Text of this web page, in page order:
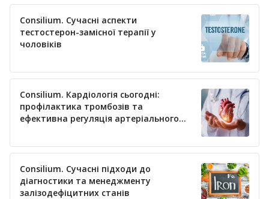
Consilium. Сучасні аспекти
тестостерон-замісної терапії у
чоловіків
Consilium. Кардіологія сьогодні:
профілактика тромбозів та
ефективна регуляція артеріального
Consilium. Сучасні підходи до
діагностики та менеджменту
залізодефіцитних станів